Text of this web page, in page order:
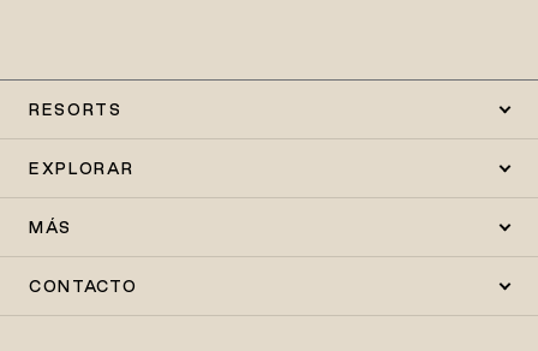
RESORTS
EXPLORAR
MÁS
CONTACTO